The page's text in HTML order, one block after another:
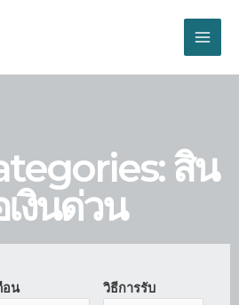
สิน
เงินด่วน
อน วิธีการรับ